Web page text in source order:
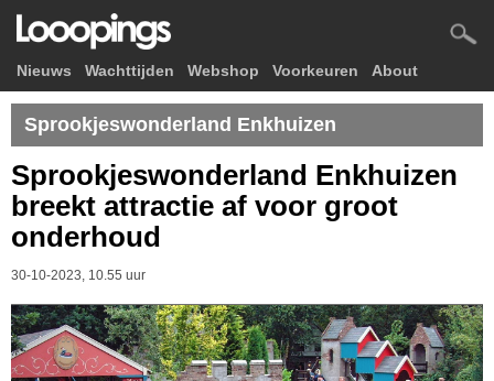
Nieuws Wachttijden Webshop Voorkeuren About
Sprookjeswonderland Enkhuizen
Sprookjeswonderland Enkhuizen
breekt attractie af voor groot
onderhoud
30-10-2023, 10.55 uur